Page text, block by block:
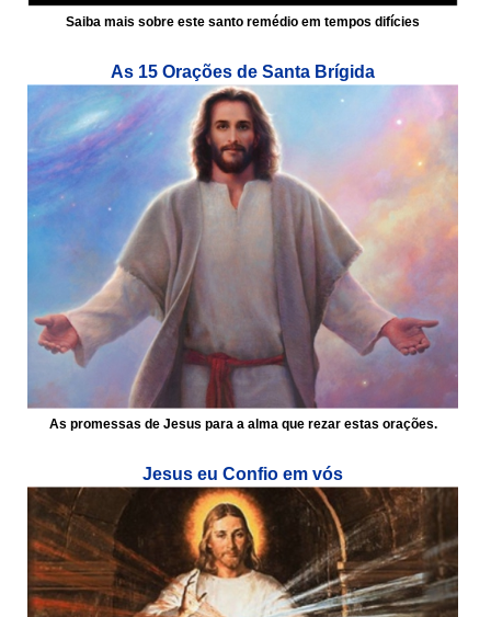
Saiba mais sobre este santo remédio em tempos difícies
As 15 Orações de Santa Brígida
As promessas de Jesus para a alma que rezar estas orações.
Jesus eu Confio em vós